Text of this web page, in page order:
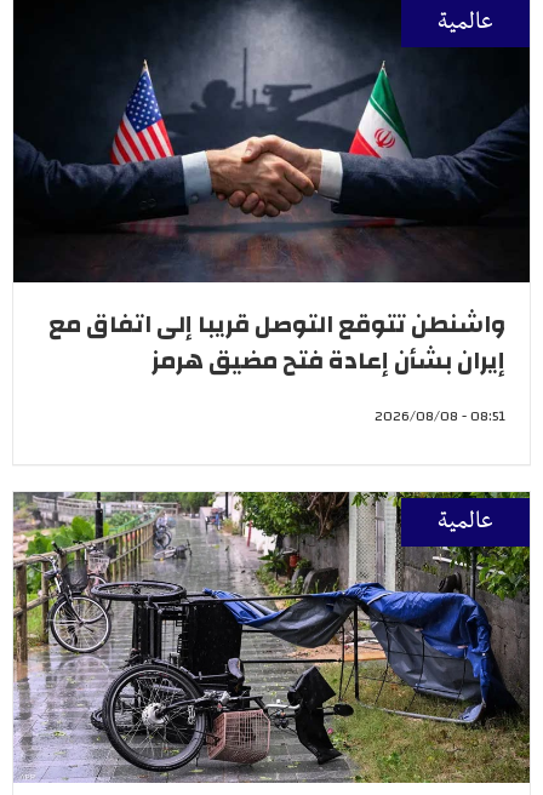
عالمية
واشنطن تتوقع التوصل قريبا إلى اتفاق مع
إيران بشأن إعادة فتح مضيق هرمز
08:51 - 2026/08/08
عالمية